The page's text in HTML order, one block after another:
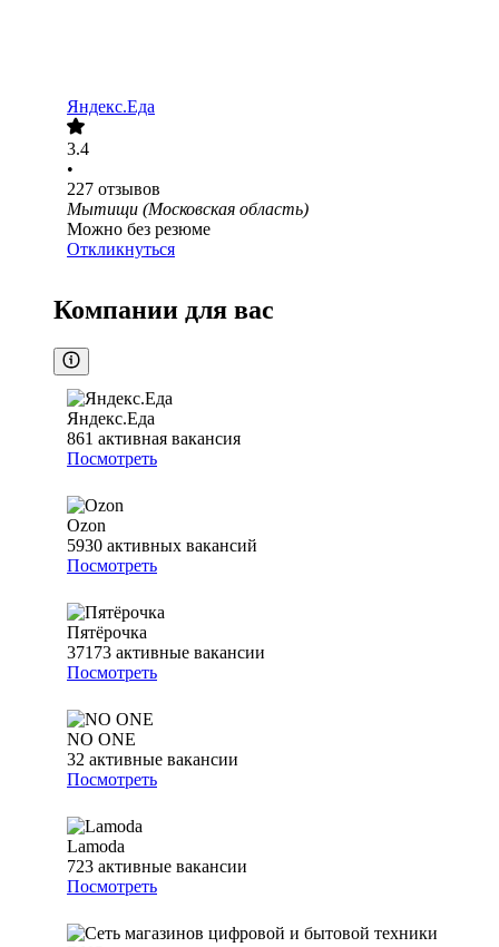
Яндекс.Еда
3.4
•
227 отзывов
Мытищи (Московская область)
Можно без резюме
Откликнуться
Компании для вас
Яндекс.Еда
861 активная вакансия
Посмотреть
Ozon
5930 активных вакансий
Посмотреть
Пятёрочка
37173 активные вакансии
Посмотреть
NO ONE
32 активные вакансии
Посмотреть
Lamoda
723 активные вакансии
Посмотреть